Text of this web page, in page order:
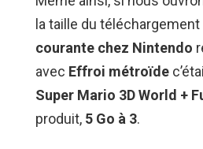
la taille du téléchargement
courante chez Nintendo
avec Effroi métroïde
Super Mario 3D World +
produit, 5 Go à 3.